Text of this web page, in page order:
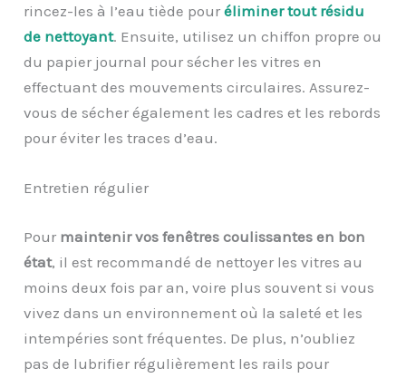
rincez-les à l’eau tiède pouréliminer tout résidu
de nettoyant. Ensuite, utilisez un chiffon propre ou
du papier journal pour sécher les vitres en
effectuant des mouvements circulaires. Assurez-
vous de sécher également les cadres et les rebords
pour éviter les traces d’eau.
Entretien régulier
Pour maintenir vos fenêtres coulissantes en bon
état, il est recommandé de nettoyer les vitres au
moins deux fois par an, voire plus souvent si vous
vivez dans un environnement où la saleté et les
intempéries sont fréquentes. De plus, n’oubliez
pas de lubrifier régulièrement les rails pour